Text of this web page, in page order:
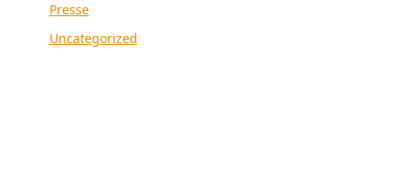
Presse
Uncategorized